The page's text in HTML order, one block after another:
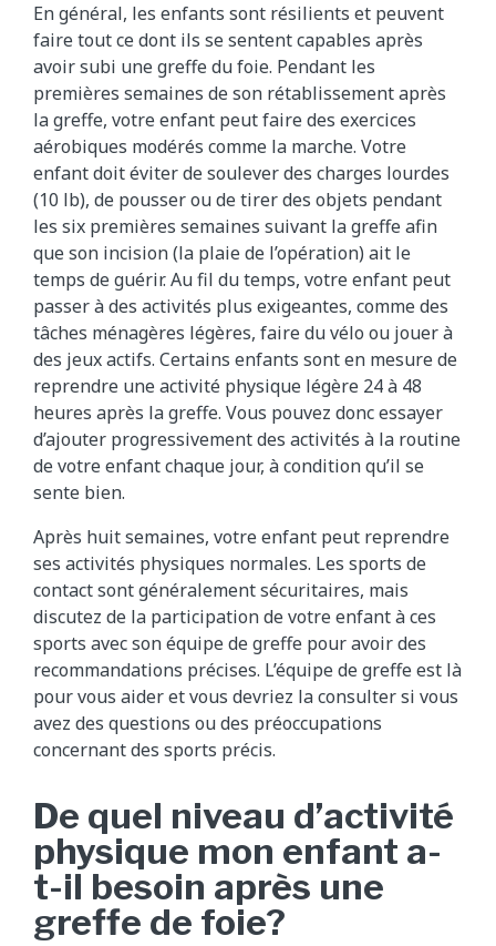
En général, les enfants sont résilients et peuvent
faire tout ce dont ils se sentent capables après
avoir subi une greffe du foie. Pendant les
premières semaines de son rétablissement après
la greffe, votre enfant peut faire des exercices
aérobiques modérés comme la marche. Votre
enfant doit éviter de soulever des charges lourdes
(10 lb), de pousser ou de tirer des objets pendant
les six premières semaines suivant la greffe afin
que son incision (la plaie de l’opération) ait le
temps de guérir. Au fil du temps, votre enfant peut
passer à des activités plus exigeantes, comme des
tâches ménagères légères, faire du vélo ou jouer à
des jeux actifs. Certains enfants sont en mesure de
reprendre une activité physique légère 24 à 48
heures après la greffe. Vous pouvez donc essayer
d’ajouter progressivement des activités à la routine
de votre enfant chaque jour, à condition qu’il se
sente bien.
Après huit semaines, votre enfant peut reprendre
ses activités physiques normales. Les sports de
contact sont généralement sécuritaires, mais
discutez de la participation de votre enfant à ces
sports avec son équipe de greffe pour avoir des
recommandations précises. L’équipe de greffe est là
pour vous aider et vous devriez la consulter si vous
avez des questions ou des préoccupations
concernant des sports précis.
De quel niveau d’activité
physique mon enfant a-
t-il besoin après une
greffe de foie?